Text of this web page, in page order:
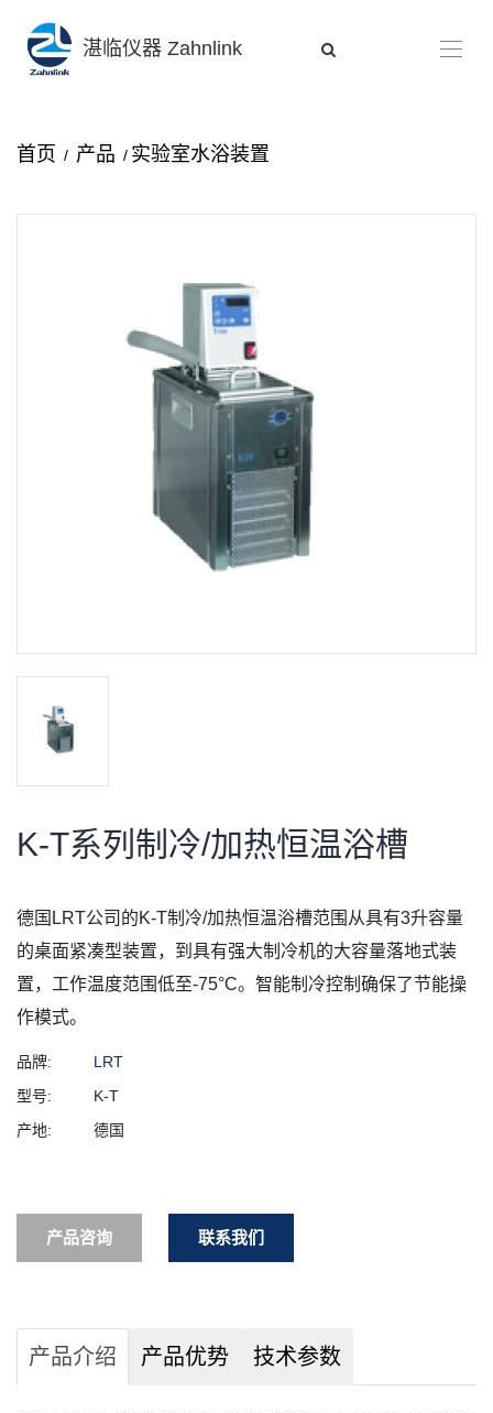
湛临仪器 Zahnlink
首页 产品 实验室水浴装置
K-T系列制冷/加热恒温浴槽
德国LRT公司的K-T制冷/加热恒温浴槽范围从具有3升容量
的桌面紧凑型装置，到具有强大制冷机的大容量落地式装
置，工作温度范围低至-75°C。智能制冷控制确保了节能操
作模式。
品牌:
LRT
型号:
K-T
产地:
德国
产品咨询 联系我们
产品介绍 产品优势 技术参数